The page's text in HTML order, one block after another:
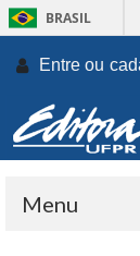
BRASIL
Entre ou
Menu